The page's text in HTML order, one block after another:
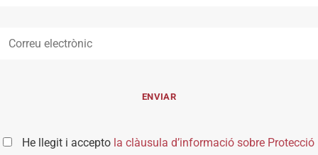
He llegit i accepto la clàusula d’informació sobre Protecció